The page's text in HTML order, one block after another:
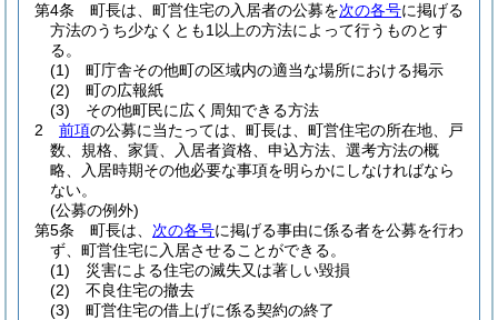
第4条
町長は、町営住宅の入居者の公募を次の各号に掲げる
方法のうち少なくとも1以上の方法によって行うものとす
る。
(1)
町庁舎その他町の区域内の適当な場所における掲示
(2)
町の広報紙
(3)
その他町民に広く周知できる方法
2
前項の公募に当たっては、町長は、町営住宅の所在地、戸
数、規格、家賃、入居者資格、申込方法、選考方法の概
略、入居時期その他必要な事項を明らかにしなければなら
ない。
(公募の例外)
第5条
町長は、 次の各号に掲げる事由に係る者を公募を行わ
ず、町営住宅に入居させることができる。
(1)
災害による住宅の滅失又は著しい毀損
(2)
不良住宅の撤去
(3)
町営住宅の借上げに係る契約の終了